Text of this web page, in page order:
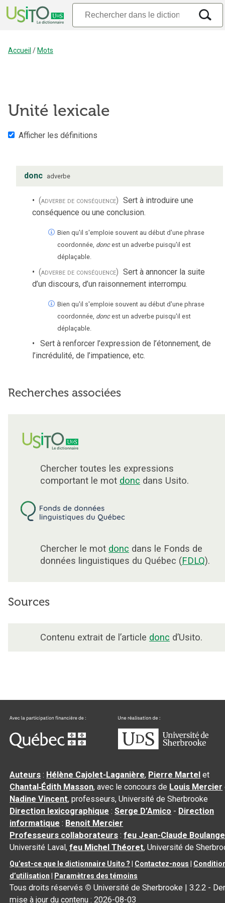
Accueil / Mots
Unité lexicale
Afficher les définitions
donc adverbe
(adverbe de conséquence) Sert à introduire une
conséquence ou une conclusion.
Bien qu'il s'emploie souvent au début d'une phrase
coordonnée, donc est un adverbe puisqu'il est
déplaçable.
(adverbe de conséquence) Sert à annoncer la suite
d’un discours, d’un raisonnement interrompu.
Bien qu'il s'emploie souvent au début d'une phrase
coordonnée, donc est un adverbe puisqu'il est
déplaçable.
Sert à renforcer l’expression de l’étonnement, de
l’incrédulité, de l’impatience, etc.
Recherches associées
Chercher toutes les expressions
comportant le mot donc dans Usito.
Chercher le mot donc dans le Fonds de
données linguistiques du Québec (FDLQ).
Sources
Contenu extrait de l’article donc d’Usito.
Auteurs : Hélène Cajolet-Laganière, Pierre Martel et
Chantal‑Édith Masson, avec le concours de Louis Mercier
Nadine Vincent, professeurs, Université de Sherbrooke
Direction lexicographique :Serge D’Amico - Direction
informatique : Benoit Mercier
Professeurs collaborateurs :feu Jean-Claude
Université Laval,feu Michel Théoret, Université de
Qu’est-ce que le dictionnaire Usito ? Contactez-nous
d’utilisation
Paramètres des témoins
Tous droits réservés © Université de Sherbrooke |3.2.2 -
mise à jour du contenu :2026-08-03